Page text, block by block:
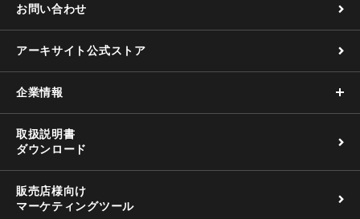
お問い合わせ
アーキサイト公式ストア
企業情報
取扱説明書
ダウンロード
販売店様向け
マーケティングツール